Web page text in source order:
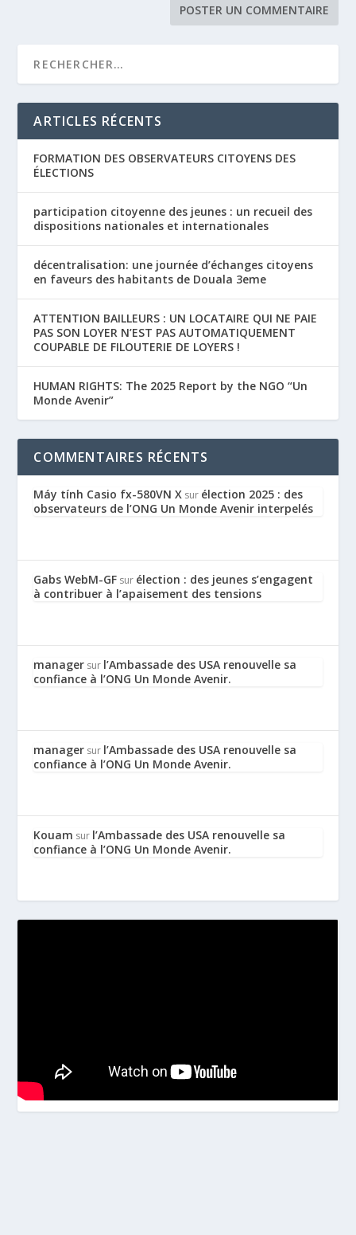
ARTICLES RÉCENTS
FORMATION DES OBSERVATEURS CITOYENS DES
ÉLECTIONS
participation citoyenne des jeunes : un recueil des
dispositions nationales et internationales
décentralisation: une journée d’échanges citoyens
en faveurs des habitants de Douala 3eme
ATTENTION BAILLEURS : UN LOCATAIRE QUI NE PAIE
PAS SON LOYER N’EST PAS AUTOMATIQUEMENT
COUPABLE DE FILOUTERIE DE LOYERS !
HUMAN RIGHTS: The 2025 Report by the NGO “Un
Monde Avenir”
COMMENTAIRES RÉCENTS
Máy tính Casio fx-580VN X sur élection 2025 : des
observateurs de l’ONG Un Monde Avenir interpelés
Gabs WebM-GF sur élection : des jeunes s’engagent
à contribuer à l’apaisement des tensions
manager sur l’Ambassade des USA renouvelle sa
confiance à l’ONG Un Monde Avenir.
manager sur l’Ambassade des USA renouvelle sa
confiance à l’ONG Un Monde Avenir.
Kouam sur l’Ambassade des USA renouvelle sa
confiance à l’ONG Un Monde Avenir.